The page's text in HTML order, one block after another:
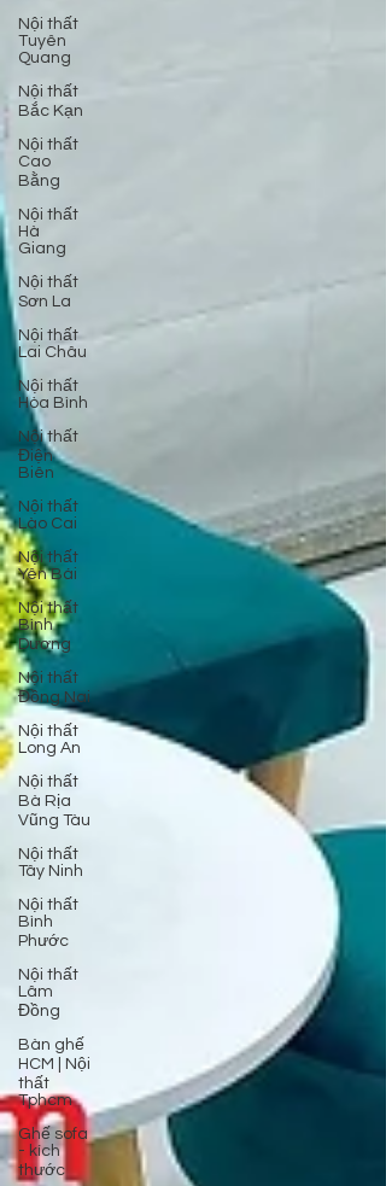
Nội thất
Tuyên
Quang
Nội thất
Bắc Kạn
Nội thất
Cao
Bằng
Nội thất
Hà
Giang
Nội thất
Sơn La
Nội thất
Lai Châu
Nội thất
Hòa Bình
Nội thất
Điện
Biên
Nội thất
Lào Cai
Nội thất
Yên Bái
Nội thất
Bình
Dương
Nội thất
Đồng Nai
Nội thất
Long An
Nội thất
Bà Rịa
Vũng Tàu
Nội thất
Tây Ninh
Nội thất
Bình
Phước
Nội thất
Lâm
Đồng
Bàn ghế
HCM | Nội
thất
Tphcm
Ghế sofa
- kích
thước